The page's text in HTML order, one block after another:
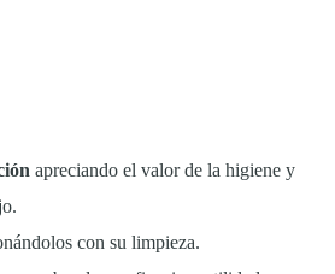
apreciando el valor de la higiene y
con su limpieza.